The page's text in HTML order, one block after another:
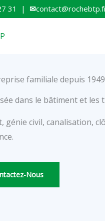
31 | ✉
familiale depuis 1949
dans le bâtiment et
génie civil, canalisation,
Nous